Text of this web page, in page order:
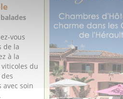
vous
de la
à la
du
avec soin